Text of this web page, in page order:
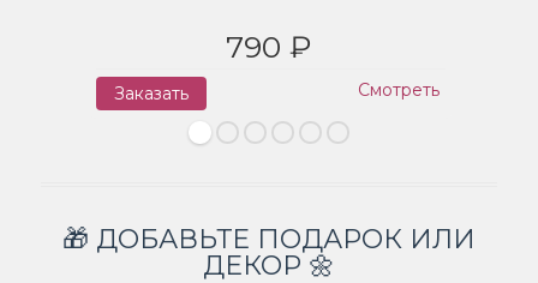
790 ₽
Заказать Смотреть
🎁 ДОБАВЬТЕ ПОДАРОК ИЛИ
ДЕКОР 🌼